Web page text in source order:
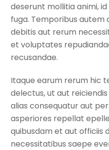
deserunt mollitia animi,
fuga. Temporibus autem
debitis aut rerum
et voluptates
recusandae.
Itaque earum rerum hic
delectus, ut aut
alias consequatur aut
asperiores repellat
quibusdam et aut officiis
necessitatibus saepe